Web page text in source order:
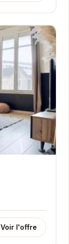
Voir l'offre